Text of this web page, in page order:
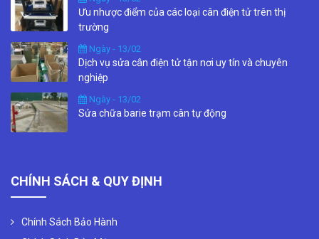
Ưu nhược điểm của các loại cân điện tử trên thị
trường
Ngày - 13/02
Dịch vụ sửa cân điện tử tận nơi uy tín và chuyên
nghiệp
Ngày - 13/02
Sửa chữa barie trạm cân tự động
CHÍNH SÁCH & QUY ĐỊNH
Chính Sách Bảo Hành